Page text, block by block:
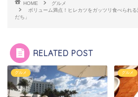
HOME
グルメ
ボリューム満点！ヒレカツをガッツリ食べられ
だち」
RELATED POST
グルメ グルメ